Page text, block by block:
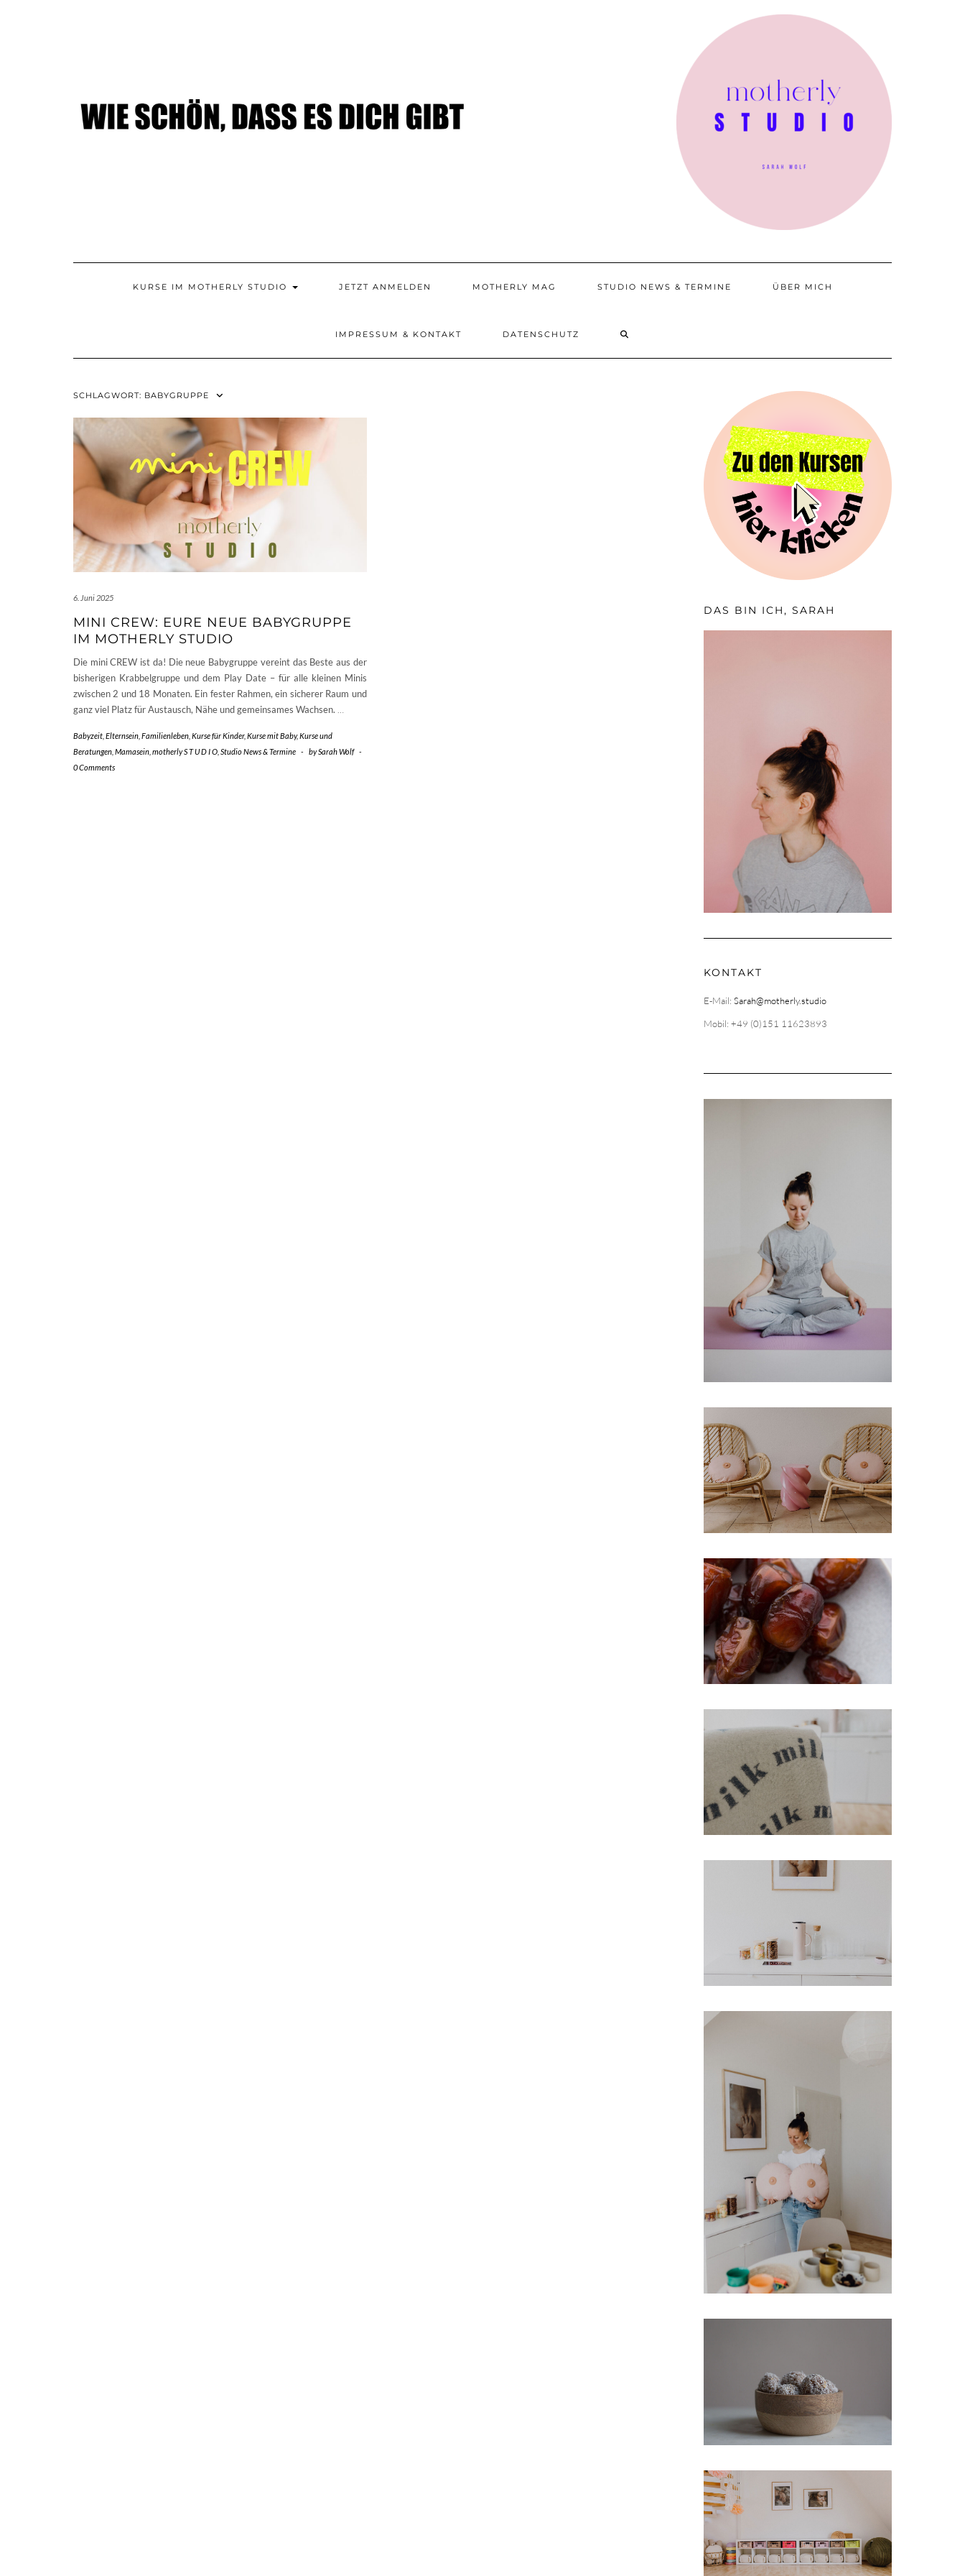
KURSE IM MOTHERLY STUDIO JETZT ANMELDEN MOTHERLY MAG STUDIO NEWS & TERMINE ÜBER MICH
IMPRESSUM & KONTAKT DATENSCHUTZ
SCHLAGWORT: BABYGRUPPE
6. Juni 2025
MINI CREW: EURE NEUE BABYGRUPPE
IM MOTHERLY STUDIO
Die mini CREW ist da! Die neue Babygruppe vereint das Beste aus der
bisherigen Krabbelgruppe und dem Play Date – für alle kleinen Minis
zwischen 2 und 18 Monaten. Ein fester Rahmen, ein sicherer Raum und
ganz viel Platz für Austausch, Nähe und gemeinsames Wachsen.
Babyzeit Elternsein Familienleben Kurse für Kinder, Kurse mit Baby,Kurse und
Beratungen Mamasein motherly S T U D I O Studio News & Termine - bySarah Wolf -
0 Comments
DAS BIN ICH, SARAH
KONTAKT
E-Mail: Sarah@motherly.studio
Mobil: +49 (0)151 11623893